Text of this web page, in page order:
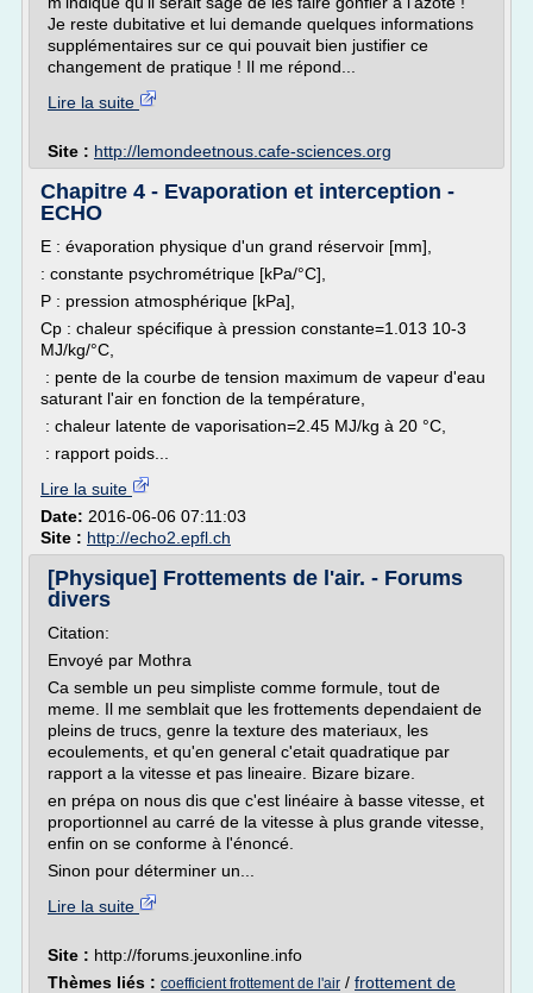
Je reste dubitative et lui demande quelques informations
supplémentaires sur ce qui pouvait bien justifier ce
changement de pratique ! Il me répond...
Lire la suite
Site : http://lemondeetnous.cafe-sciences.org
Chapitre 4 - Evaporation et interception -
ECHO
E : évaporation physique d'un grand réservoir [mm],
: constante psychrométrique [kPa/°C],
P : pression atmosphérique [kPa],
Cp : chaleur spécifique à pression constante=1.013 10-3
MJ/kg/°C,
: pente de la courbe de tension maximum de vapeur d'eau
saturant l'air en fonction de la température,
: chaleur latente de vaporisation=2.45 MJ/kg à 20 °C,
: rapport poids...
Lire la suite
Date: 2016-06-06 07:11:03
Site : http://echo2.epfl.ch
[Physique] Frottements de l'air. - Forums
divers
Citation:
Envoyé par Mothra
Ca semble un peu simpliste comme formule, tout de
meme. Il me semblait que les frottements dependaient de
pleins de trucs, genre la texture des materiaux, les
ecoulements, et qu'en general c'etait quadratique par
rapport a la vitesse et pas lineaire. Bizare bizare.
en prépa on nous dis que c'est linéaire à basse vitesse, et
proportionnel au carré de la vitesse à plus grande vitesse,
enfin on se conforme à l'énoncé.
Sinon pour déterminer un...
Lire la suite
Site : http://forums.jeuxonline.info
Thèmes liés : coefficient frottement de l'air / frottement de